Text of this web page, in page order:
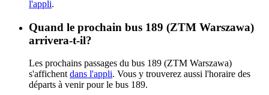
l'appli.
Quand le prochain bus 189 (ZTM Warszawa)
arrivera-t-il?
Les prochains passages du bus 189 (ZTM Warszawa)
s'affichent dans l'appli. Vous y trouverez aussi l'horaire des
départs à venir pour le bus 189.